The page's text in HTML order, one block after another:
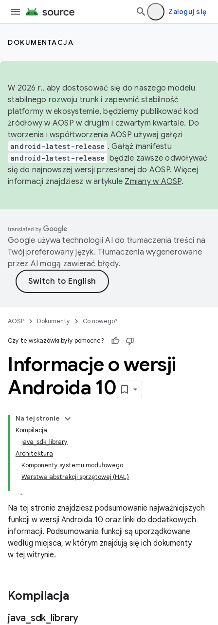
Zaloguj się
DOKUMENTACJA
W 2026 r., aby dostosować się do naszego modelu
stabilnego rozwoju trunk i zapewnić stabilność
platformy w ekosystemie, będziemy publikować kod
źródłowy w AOSP w drugim i czwartym kwartale. Do
tworzenia i współtworzenia AOSP używaj gałęzi
android-latest-release . Gałąź manifestu
android-latest-release będzie zawsze odwoływać
się do najnowszej wersji przesłanej do AOSP. Więcej
informacji znajdziesz w artykule Zmiany w AOSP.
Google używa technologii AI do tłumaczenia treści na
Twój preferowany język. Tłumaczenia wygenerowane
przez AI mogą zawierać błędy.
AOSP Dokumenty Co nowego?
Czy te wskazówki były pomocne?
Informacje o wersji
Androida 10
Na tej stronie
Kompilacja
java_sdk_library
Architektura
Komponenty systemu modułowego
Warstwa abstrakcji sprzętowej (HAL)
Na tej stronie znajdziesz podsumowanie najważniejszych
funkcji w wersji Androida 10 oraz linki do dodatkowych
informacji. Podsumowania funkcji są uporządkowane
według miejsca, w którym znajdują się ich dokumenty
w tej witrynie.
Kompilacja
java sdk library